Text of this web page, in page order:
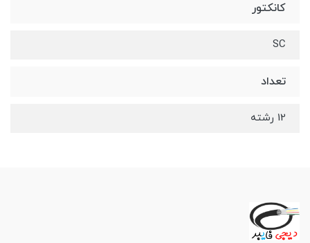
کانکتور
SC
تعداد
12 رشته